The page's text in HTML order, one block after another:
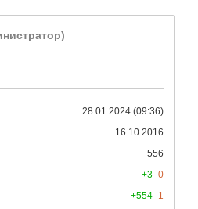
28.01.2024 (09:36)
16.10.2016
556
+3 -0
+554 -1